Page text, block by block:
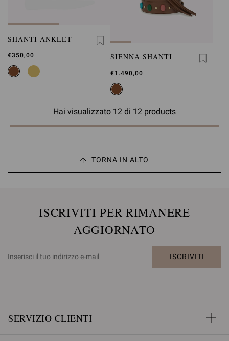
SHANTI ANKLET
€350,00 SIENNA SHANTI
€1.490,00
Hai visualizzato 12 di 12 products
TORNA IN ALTO
ISCRIVITI PER RIMANERE
AGGIORNATO
ISCRIVITI
SERVIZIO CLIENTI